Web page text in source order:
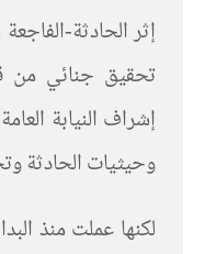
إثر الحادثة-
تحقيق جنائي من
إشراف النيابة
وحيثيات الحادثة
لكنها عملت منذ